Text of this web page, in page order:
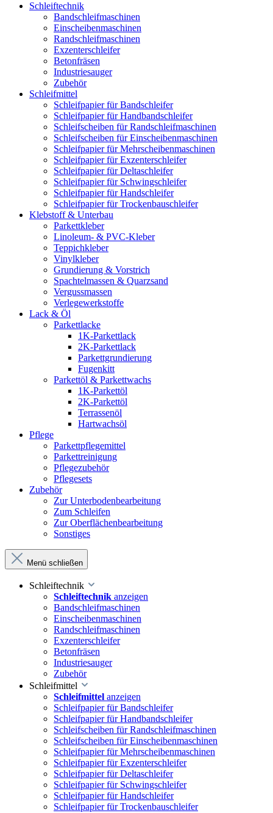
Schleiftechnik
Bandschleifmaschinen
Einscheibenmaschinen
Randschleifmaschinen
Exzenterschleifer
Betonfräsen
Industriesauger
Zubehör
Schleifmittel
Schleifpapier für Bandschleifer
Schleifpapier für Handbandschleifer
Schleifscheiben für Randschleifmaschinen
Schleifscheiben für Einscheibenmaschinen
Schleifpapier für Mehrscheibenmaschinen
Schleifpapier für Exzenterschleifer
Schleifpapier für Deltaschleifer
Schleifpapier für Schwingschleifer
Schleifpapier für Handschleifer
Schleifpapier für Trockenbauschleifer
Klebstoff & Unterbau
Parkettkleber
Linoleum- & PVC-Kleber
Teppichkleber
Vinylkleber
Grundierung & Vorstrich
Spachtelmassen & Quarzsand
Vergussmassen
Verlegewerkstoffe
Lack & Öl
Parkettlacke
1K-Parkettlack
2K-Parkettlack
Parkettgrundierung
Fugenkitt
Parkettöl & Parkettwachs
1K-Parkettöl
2K-Parkettöl
Terrassenöl
Hartwachsöl
Pflege
Parkettpflegemittel
Parkettreinigung
Pflegezubehör
Pflegesets
Zubehör
Zur Unterbodenbearbeitung
Zum Schleifen
Zur Oberflächenbearbeitung
Sonstiges
Menü schließen
Schleiftechnik
Schleiftechnik anzeigen
Bandschleifmaschinen
Einscheibenmaschinen
Randschleifmaschinen
Exzenterschleifer
Betonfräsen
Industriesauger
Zubehör
Schleifmittel
Schleifmittel anzeigen
Schleifpapier für Bandschleifer
Schleifpapier für Handbandschleifer
Schleifscheiben für Randschleifmaschinen
Schleifscheiben für Einscheibenmaschinen
Schleifpapier für Mehrscheibenmaschinen
Schleifpapier für Exzenterschleifer
Schleifpapier für Deltaschleifer
Schleifpapier für Schwingschleifer
Schleifpapier für Handschleifer
Schleifpapier für Trockenbauschleifer